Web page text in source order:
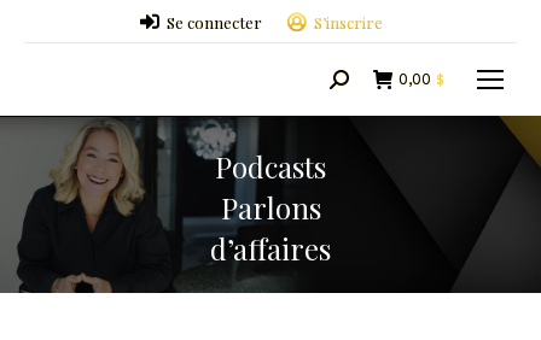
Se connecter S’inscrire
Search: 0,00 $
Podcasts
Parlons
d’affaires